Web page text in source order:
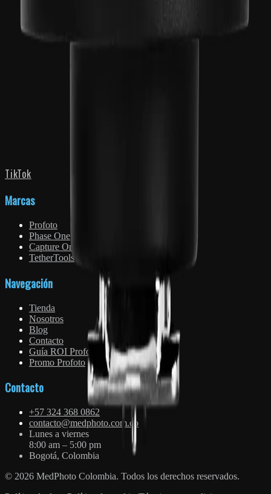
TikTok
Marcas
Profoto
Phase One
Capture One
TetherTools
Navegación
Tienda
Nosotros
Blog
Contacto
Guía ROI Profoto
Promo Profoto
Contacto
+57 324 368 0862
contacto@medphoto.com.co
Lunes a viernes
8:00 am – 5:00 pm
Bogotá, Colombia
© 2026 MedPhoto Colombia. Todos los derechos reservados.